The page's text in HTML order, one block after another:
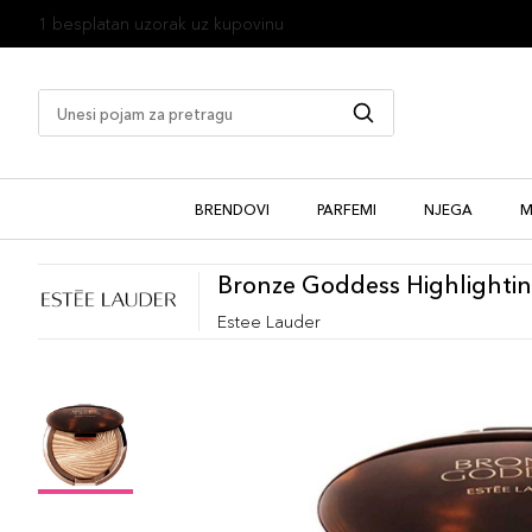
1 besplatan uzorak uz kupovinu
BRENDOVI PARFEMI NJEGA
Bronze Goddess
Estee Lauder